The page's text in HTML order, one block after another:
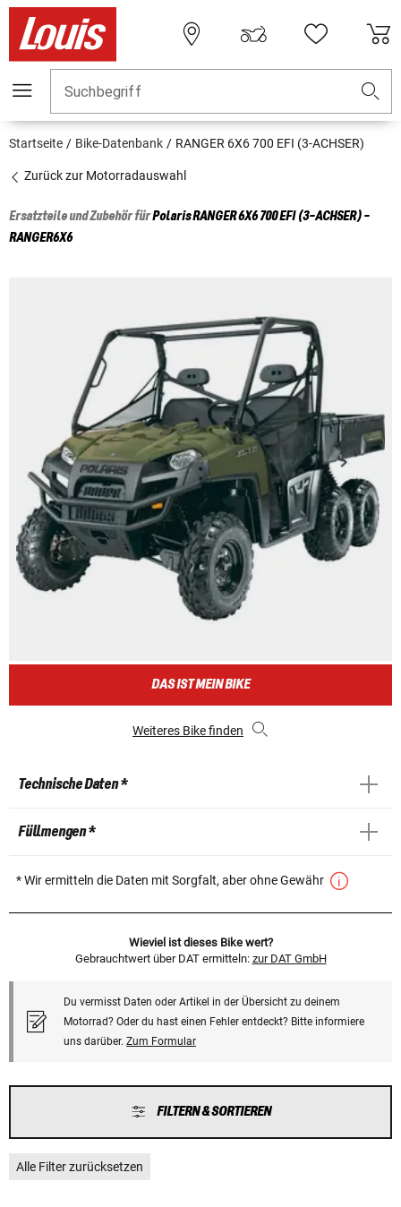
Suchbegriff
Startseite Bike-Datenbank RANGER 6X6 700 EFI (3-ACHSER)
Zurück zur Motorradauswahl
Ersatzteile und Zubehör fürPolarisRANGER 6X6 700 EFI (3-ACHSER) -
RANGER6X6
DAS IST MEIN BIKE
Weiteres Bike finden
Technische Daten *
Füllmengen *
* Wir ermitteln die Daten mit Sorgfalt, aber ohne Gewähr
Wieviel ist dieses Bike wert?
Gebrauchtwert über DAT ermitteln: zur DAT GmbH
Du vermisst Daten oder Artikel in der Übersicht zu deinem
Motorrad? Oder du hast einen Fehler entdeckt? Bitte informiere
uns darüber. Zum Formular
FILTERN & SORTIEREN
Alle Filter zurücksetzen